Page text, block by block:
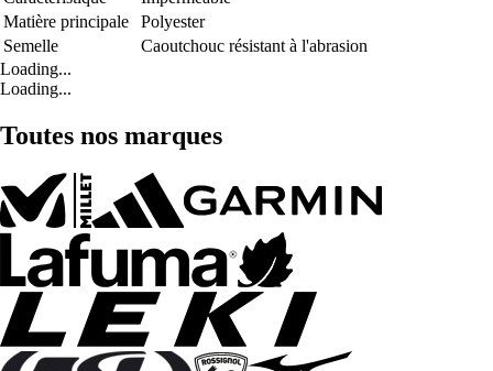
Matière principale
Polyester
Semelle
Caoutchouc résistant à l'abrasion
Loading...
Loading...
Toutes nos marques